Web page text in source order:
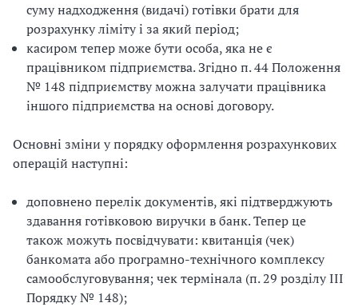
суму надходження (видачі) готівки брати для
розрахунку ліміту і за який період;
касиром тепер може бути особа, яка не є
працівником підприємства. Згідно п. 44 Положення
№ 148 підприємству можна залучати працівника
іншого підприємства на основі договору.
Основні зміни у порядку оформлення розрахункових
операцій наступні:
доповнено перелік документів, які підтверджують
здавання готівковою виручки в банк. Тепер це
також можуть посвідчувати: квитанція (чек)
банкомата або програмно-технічного комплексу
самообслуговування; чек термінала (п. 29 розділу ІІІ
Порядку № 148);